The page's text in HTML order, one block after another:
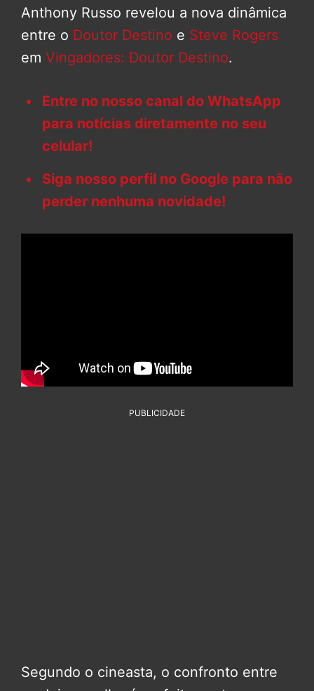
Anthony Russo revelou a nova dinâmica
entre o Doutor Destino e Steve Rogers
em Vingadores: Doutor Destino.
Entre no nosso canal do WhatsApp
para notícias diretamente no seu
celular!
Siga nosso perfil no Google para não
perder nenhuma novidade!
PUBLICIDADE
Segundo o cineasta, o confronto entre